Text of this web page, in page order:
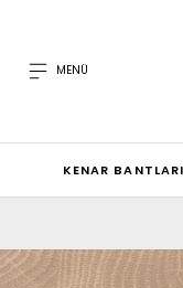
MENÜ
KENAR BANTLARI